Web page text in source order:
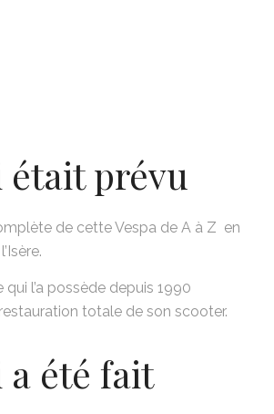
était prévu
de cette Vespa de A à Z en
l’a possède depuis 1990
totale de son scooter.
a été fait